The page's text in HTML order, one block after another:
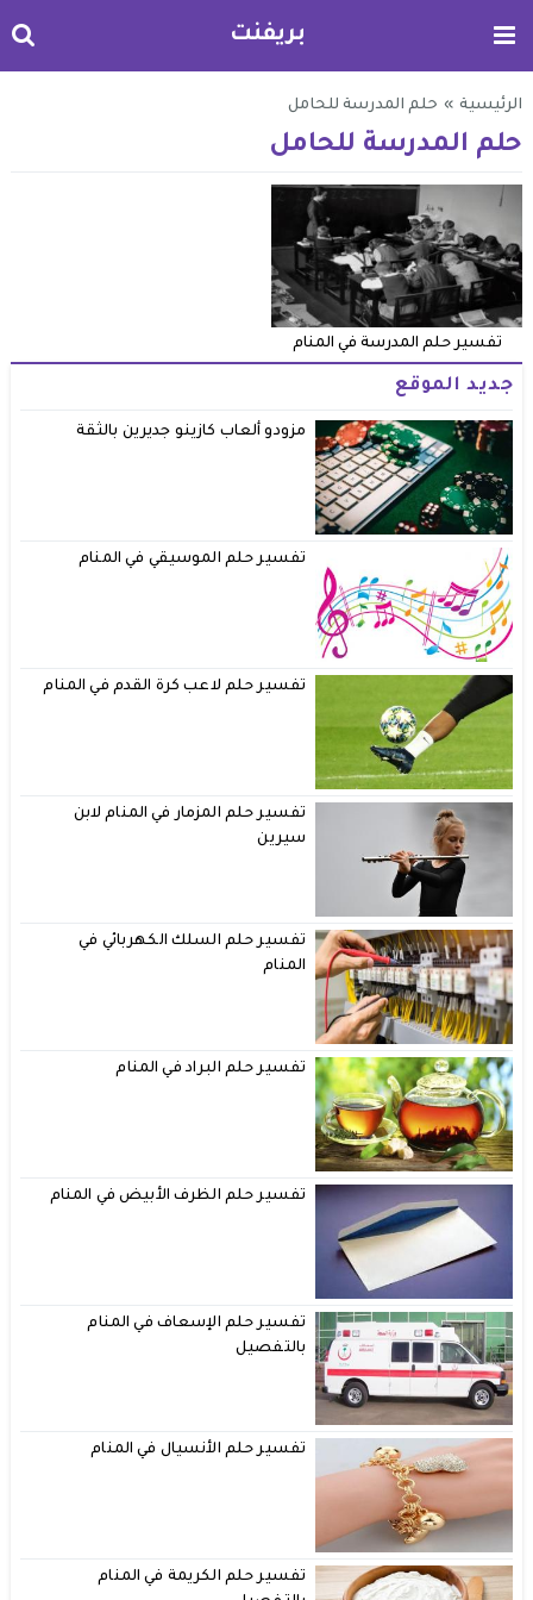
بريفنت
الرئيسية » حلم المدرسة للحامل
حلم المدرسة للحامل
تفسير حلم المدرسة في المنام
جديد الموقع
مزودو ألعاب كازينو جديرين بالثقة
تفسير حلم الموسيقي في المنام
تفسير حلم لاعب كرة القدم في المنام
تفسير حلم المزمار في المنام لابن
سيرين
تفسير حلم السلك الكهربائي في
المنام
تفسير حلم البراد في المنام
تفسير حلم الظرف الأبيض في المنام
تفسير حلم الإسعاف في المنام
بالتفصيل
تفسير حلم الأنسيال في المنام
تفسير حلم الكريمة في المنام